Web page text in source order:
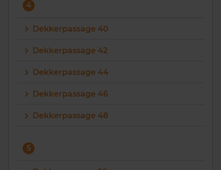
4
Dekkerpassage 40
Dekkerpassage 42
Dekkerpassage 44
Dekkerpassage 46
Dekkerpassage 48
5